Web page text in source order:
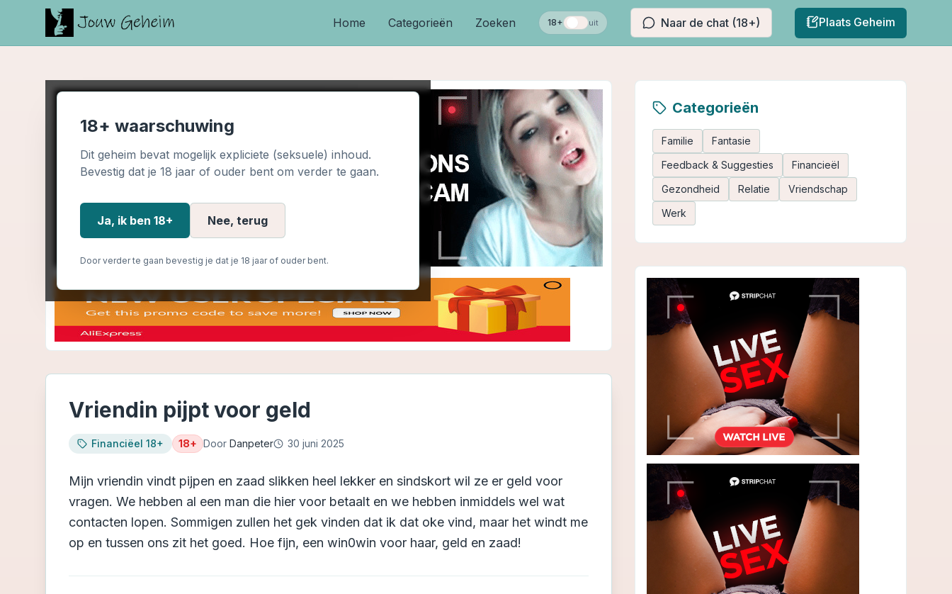
Home Categorieën Zoeken 18+ uit Naar de chat (18+) Plaats Geheim
18+ waarschuwing
Dit geheim bevat mogelijk expliciete (seksuele) inhoud.
Bevestig dat je 18 jaar of ouder bent om verder te gaan.
Ja, ik ben 18+ Nee, terug
Door verder te gaan bevestig je dat je 18 jaar of ouder bent.
Vriendin pijpt voor geld
Financiëel 18+ 18+ Door Danpeter 30 juni 2025
Mijn vriendin vindt pijpen en zaad slikken heel lekker en sindskort wil ze er geld voor
vragen. We hebben al een man die hier voor betaalt en we hebben inmiddels wel wat
contacten lopen. Sommigen zullen het gek vinden dat ik dat oke vind, maar het windt me
op en tussen ons zit het goed. Hoe fijn, een win0win voor haar, geld en zaad!
Categorieën
Familie
Fantasie
Feedback & Suggesties
Financieël
Gezondheid
Relatie
Vriendschap
Werk